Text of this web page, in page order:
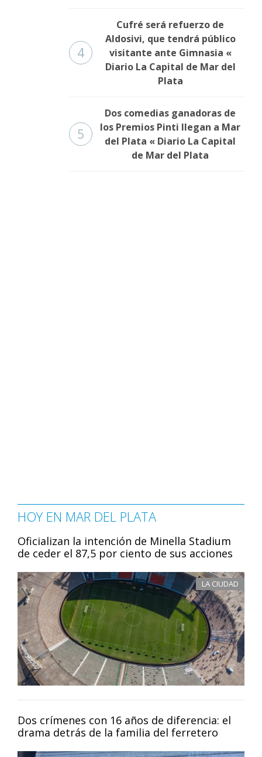
4
Cufré será refuerzo de
Aldosivi, que tendrá público
visitante ante Gimnasia «
Diario La Capital de Mar del
Plata
5
Dos comedias ganadoras de
los Premios Pinti llegan a Mar
del Plata « Diario La Capital
de Mar del Plata
HOY EN MAR DEL PLATA
Oficializan la intención de Minella Stadium
de ceder el 87,5 por ciento de sus acciones
LA CIUDAD
Dos crímenes con 16 años de diferencia: el
drama detrás de la familia del ferretero